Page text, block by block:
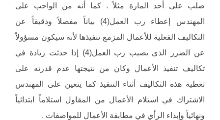
صلب على أحد المارة مثلاً . كما أنه من الواجب على
المهندس إعطاء رب العمل(4) بياناً مفصلاً ودقيقاً عن
التكاليف الفعلية للأعمال المزمع تنفيذها لأنه سيكون مسؤولاً
عن الضرر الذي يصيب رب العمل(4) إذا حدثت زيادة في
تكاليف تنفيذ الأعمال وكان من نتيجتها عدم قدرته على
تغطية هذه التكاليف أثناء التنفيذ كما يتعين على المهندس
الاشتراك في استلام الأعمال من المقاول استلاماً ابتدائياً
ونهائياً وإبداء الرأي في مطابقة الأعمال للمواصفات .